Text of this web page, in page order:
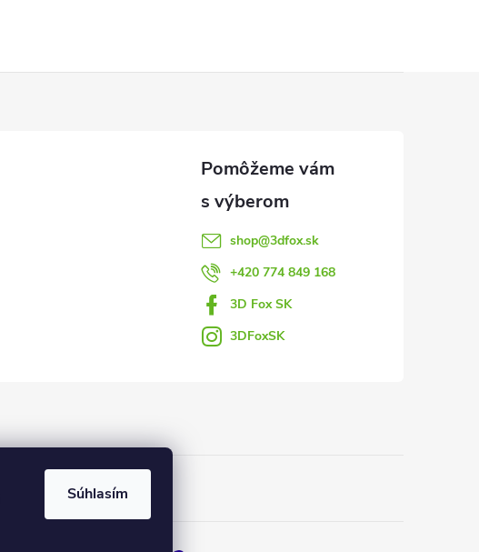
Súhlasím
shop@3dfox.sk
+420 774 849 168
3D Fox SK
3DFoxSK